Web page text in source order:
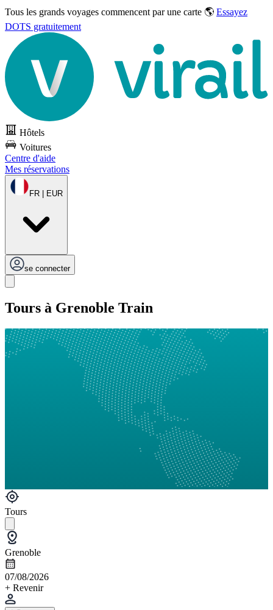
Tous les grands voyages commencent par une carte 🌎 Essayez
DOTS gratuitement
Hôtels
Voitures
Centre d'aide
Mes réservations
FR | EUR
se connecter
Tours à Grenoble Train
Tours
Grenoble
07/08/2026
+ Revenir